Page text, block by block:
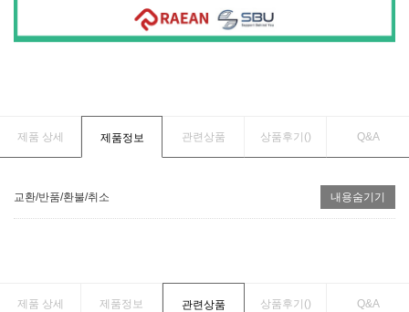
제품 상세 제품정보 관련상품 상품후기() Q&A
교환/반품/환불/취소 내용숨기기
제품 상세 제품정보 관련상품 상품후기() Q&A